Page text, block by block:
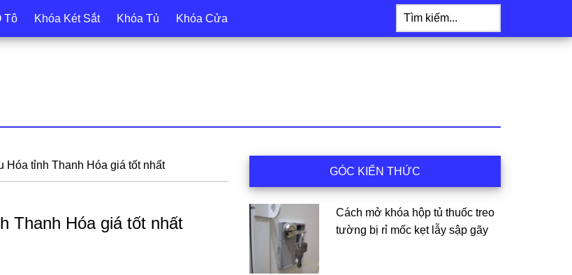
Tô Khóa Két Sắt Khóa Tủ Khóa Cửa
Tìm
kiếm...
Hóa tỉnh Thanh Hóa giá tốt nhất
Thanh Hóa giá tốt nhất
chính
GÓC KIẾN THỨC
Cách mở khóa hộp tủ thuốc treo
tường bị rỉ mốc kẹt lẫy sập gãy